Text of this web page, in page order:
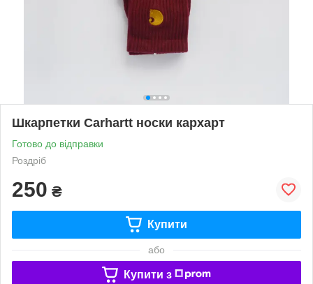
Шкарпетки Carhartt носки кархарт
Готово до відправки
Роздріб
250 ₴
Купити
або
Купити з